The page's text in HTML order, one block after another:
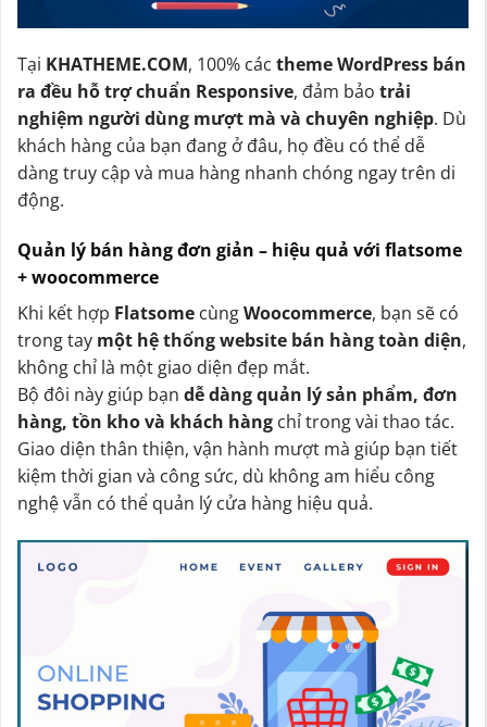
Tại KHATHEME.COM, 100% các theme WordPress bán
ra đều hỗ trợ chuẩn Responsive, đảm bảo trải
nghiệm người dùng mượt mà và chuyên nghiệp. Dù
khách hàng của bạn đang ở đâu, họ đều có thể dễ
dàng truy cập và mua hàng nhanh chóng ngay trên di
động.
Quản lý bán hàng đơn giản – hiệu quả với flatsome
+ woocommerce
Khi kết hợp Flatsome cùngWoocommerce, bạn sẽ có
trong tay một hệ thống website bán hàng toàn diện,
không chỉ là một giao diện đẹp mắt.
Bộ đôi này giúp bạn dễ dàng quản lý sản phẩm, đơn
hàng, tồn kho và khách hàng chỉ trong vài thao tác.
Giao diện thân thiện, vận hành mượt mà giúp bạn tiết
kiệm thời gian và công sức, dù không am hiểu công
nghệ vẫn có thể quản lý cửa hàng hiệu quả.